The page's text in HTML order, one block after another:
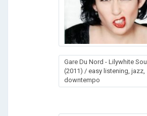
Gare Du Nord - Lilywhite Soul
(2011) / easy listening, jazz,
downtempo